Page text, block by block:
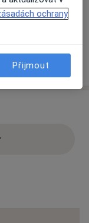
na pojišťovnu
ochrany
Přijmout